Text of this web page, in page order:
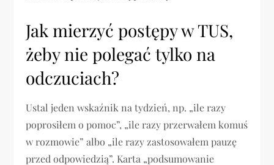
Jak mierzyć postępy w TUS,
żeby nie polegać tylko na
odczuciach?
Ustal jeden wskaźnik na tydzień, np. „ile razy
poprosiłem o pomoc”, „ile razy przerwałem komuś
w rozmowie” albo „ile razy zastosowałem pauzę
przed odpowiedzią”. Karta „podsumowanie